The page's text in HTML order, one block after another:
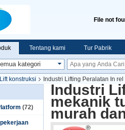
File not
Tentang kami Tur Pabrik
Lift konstruksi
Industri Lifting Peralatan In
(72)
Industri
mekanik
murah